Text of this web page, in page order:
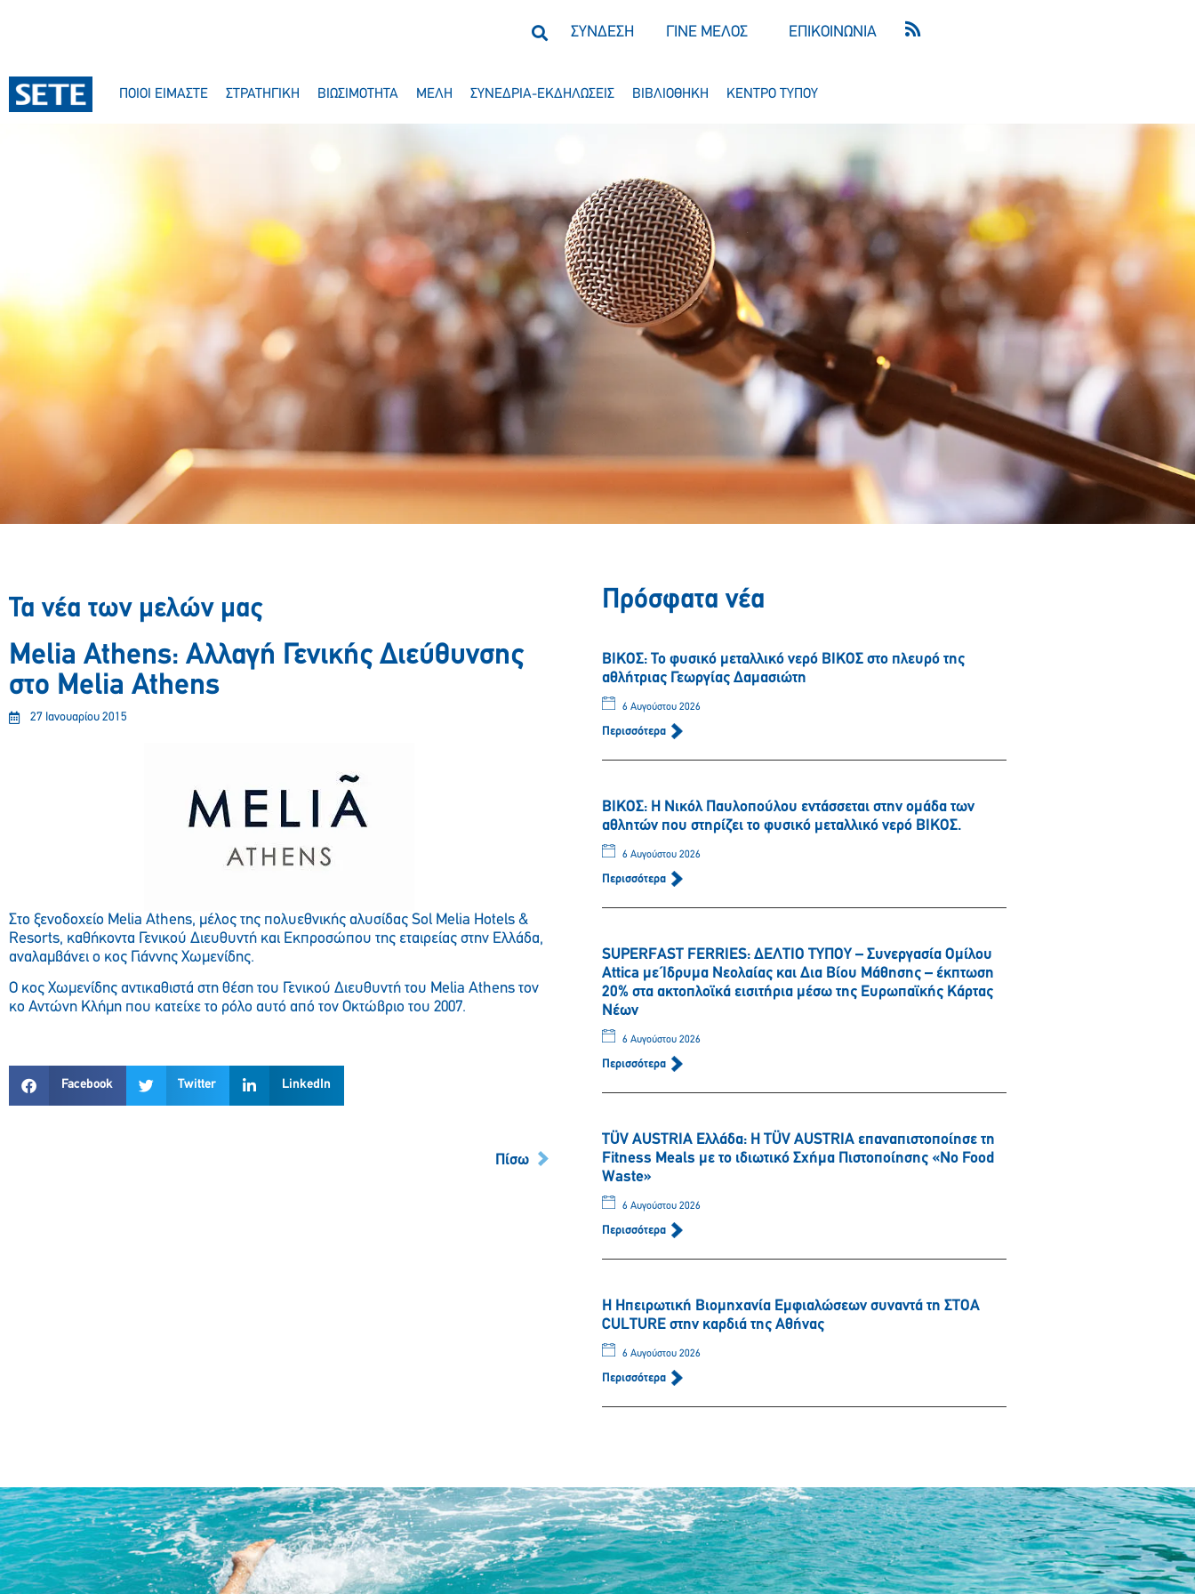
ΣΥΝΔΕΣΗ ΓΙΝΕ ΜΕΛΟΣ ΕΠΙΚΟΙΝΩΝΙΑ
ΠΟΙΟΙ ΕΙΜΑΣΤΕ ΣΤΡΑΤΗΓΙΚΗ ΒΙΩΣΙΜΟΤΗΤΑ ΜΕΛΗ ΣΥΝΕΔΡΙΑ-ΕΚΔΗΛΩΣΕΙΣ ΒΙΒΛΙΟΘΗΚΗ ΚΕΝΤΡΟ ΤΥΠΟΥ
Τα νέα των μελών μας
Melia Athens: Αλλαγή Γενικής Διεύθυνσης
στο Melia Athens
27 Ιανουαρίου 2015
Στο ξενοδοχείο Melia Athens, μέλος της πολυεθνικής αλυσίδας Sol Melia Hotels &
Resorts, καθήκοντα Γενικού Διευθυντή και Εκπροσώπου της εταιρείας στην Ελλάδα,
αναλαμβάνει ο κος Γιάννης Χωμενίδης.
Ο κος Χωμενίδης αντικαθιστά στη θέση του Γενικού Διευθυντή του Melia Athens τον
κο Αντώνη Κλήμη που κατείχε το ρόλο αυτό από τον Οκτώβριο του 2007.
Facebook Twitter LinkedIn
Πίσω
Πρόσφατα νέα
ΒΙΚΟΣ: Το φυσικό μεταλλικό νερό ΒΙΚΟΣ στο πλευρό της
αθλήτριας Γεωργίας Δαμασιώτη
6 Αυγούστου 2026
Περισσότερα
ΒΙΚΟΣ: Η Νικόλ Παυλοπούλου εντάσσεται στην ομάδα των
αθλητών που στηρίζει το φυσικό μεταλλικό νερό ΒΙΚΟΣ.
6 Αυγούστου 2026
Περισσότερα
SUPERFAST FERRIES: ΔΕΛΤΙΟ ΤΥΠΟΥ – Συνεργασία Ομίλου
Attica με Ίδρυμα Νεολαίας και Δια Βίου Μάθησης – έκπτωση
20% στα ακτοπλοϊκά εισιτήρια μέσω της Ευρωπαϊκής Κάρτας
Νέων
6 Αυγούστου 2026
Περισσότερα
TÜV AUSTRIA Ελλάδα: Η TÜV AUSTRIA επαναπιστοποίησε τη
Fitness Meals με το ιδιωτικό Σχήμα Πιστοποίησης «No Food
Waste»
6 Αυγούστου 2026
Περισσότερα
Η Ηπειρωτική Βιομηχανία Εμφιαλώσεων συναντά τη ΣΤΟΑ
CULTURE στην καρδιά της Αθήνας
6 Αυγούστου 2026
Περισσότερα
Παρακαλώ περιμένετε…